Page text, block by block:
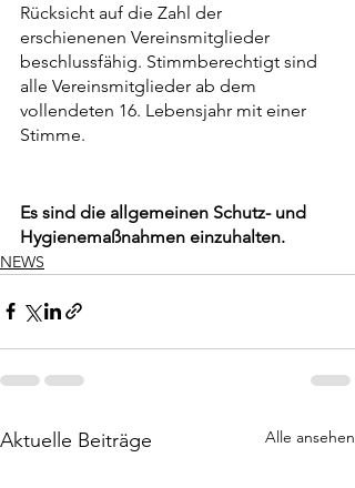
Rücksicht auf die Zahl der
erschienenen Vereinsmitglieder
beschlussfähig. Stimmberechtigt sind
alle Vereinsmitglieder ab dem
vollendeten 16. Lebensjahr mit einer
Stimme.
Es sind die allgemeinen Schutz- und
Hygienemaßnahmen einzuhalten.
NEWS
Aktuelle Beiträge Alle ansehen